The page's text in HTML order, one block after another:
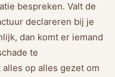
bespreken. Valt de
declareren bij je
dan komt er iemand
te
op alles gezet om